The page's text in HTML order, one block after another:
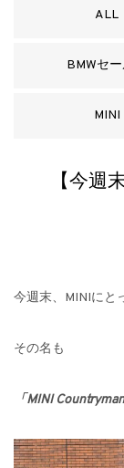
ALL
BMWセ
MINI
【今週
今週末、MINIにと
その名も
「MINI